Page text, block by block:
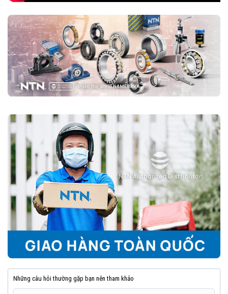
chọn mua đúng vòng bi NTN chính hãng Bạn nên lựa chọnĐại lý uỷ
quyền NTNđể đảm nguồn gốc sản phẩm chính hãng. VOBICO
(vongbiNTN.com) là
Đại lý uỷ quyền vòng bi NTN chính hãng
tại Việt Nam. Liên hệ ngay với chúng tôi nếu Bạn cần tư vấn loại
vòng bi NTN phù hợp với ứng dụng của mình.
Những câu hỏi thường gặp bạn nên tham khảo